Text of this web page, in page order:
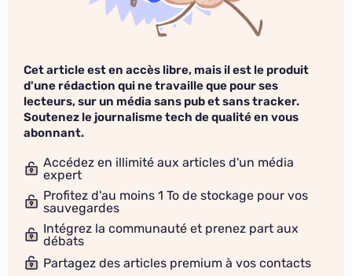
Cet article est en accès libre, mais il est le produit
d'une rédaction qui ne travaille que pour ses
lecteurs, sur un média sans pub et sans tracker.
Soutenez le journalisme tech de qualité en vous
abonnant.
Accédez en illimité aux articles d'un média
expert
Profitez d'au moins 1 To de stockage pour vos
sauvegardes
Intégrez la communauté et prenez part aux
débats
Partagez des articles premium à vos contacts